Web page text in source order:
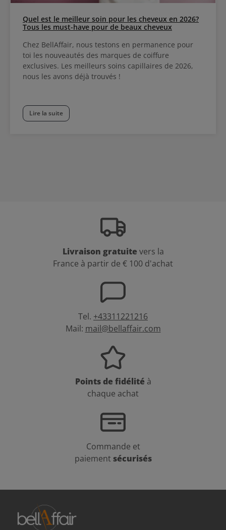
Quel est le meilleur soin pour les cheveux en 2026?
Tous les must-have pour de beaux cheveux
Chez BellAffair, nous testons en permanence pour
toi les nouveautés des marques de coiffure
exclusives. Les meilleurs soins capillaires de 2026,
nous les avons déjà trouvés !
Lire la suite
Livraison gratuite vers la
France à partir de € 100 d'achat
Tel. +43311221216
Mail: mail@bellaffair.com
Points de fidélité à
chaque achat
Commande et
paiement sécurisés